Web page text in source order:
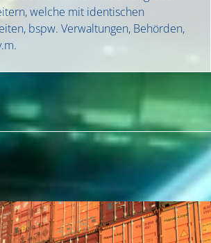
welche mit identischen
bspw. Verwaltungen, Behörden,